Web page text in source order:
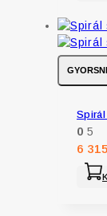
0 5
6 315